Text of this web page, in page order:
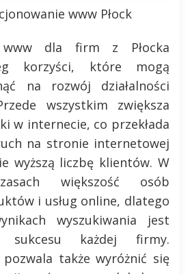
www Płock
www dla firm z Płocka
korzyści, które mogą
na rozwój działalności
wszystkim zwiększa
w internecie, co przekłada
na stronie internetowej
wyższą liczbę klientów. W
większość osób
i usług online, dlatego
wyszukiwania jest
sukcesu każdej firmy.
pozwala także wyróżnić się